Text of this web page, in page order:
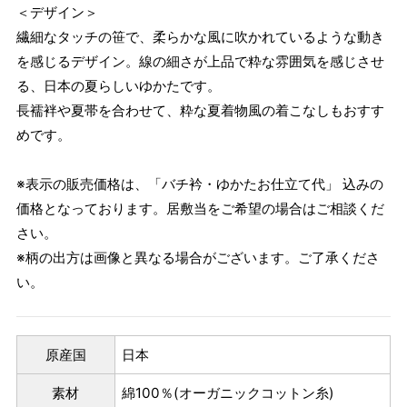
＜デザイン＞
繊細なタッチの笹で、柔らかな風に吹かれているような動き
を感じるデザイン。線の細さが上品で粋な雰囲気を感じさせ
る、日本の夏らしいゆかたです。
長襦袢や夏帯を合わせて、粋な夏着物風の着こなしもおすす
めです。
※表示の販売価格は、「バチ衿・ゆかたお仕立て代」 込みの
価格となっております。居敷当をご希望の場合はご相談くだ
さい。
※柄の出方は画像と異なる場合がございます。ご了承くださ
い。
原産国 日本
素材 綿100％(オーガニックコットン糸)